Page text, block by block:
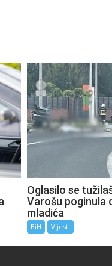
Oglasilo se
Varošu poginula
mladića
BiH Vijesti